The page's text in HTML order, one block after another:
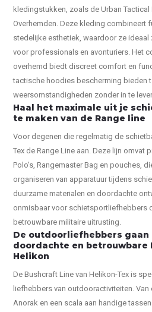
kledingstukken, zoals de Urban Tactical
Overhemden. Deze kleding combineert
stedelijke esthetiek, waardoor ze
voor professionals en avonturiers. Het
overhemd biedt discreet comfort en
tactische hoodies bescherming bieden
weersomstandigheden zonder in te
Haal het maximale uit je
te maken van de Range line
Voor degenen die regelmatig de
Tex de Range Line aan. Deze lijn omvat
Polo's, Rangemaster Bag en pouches,
organiseren van apparatuur tijdens
duurzame materialen en doordachte
onmisbaar voor schietsportliefhebbers
betrouwbare militaire uitrusting.
De outdoorliefhebbers gaan
doordachte en betrouwbare
Helikon
De Bushcraft Line van Helikon-Tex is
liefhebbers van outdooractiviteiten.
Anorak en een scala aan handige